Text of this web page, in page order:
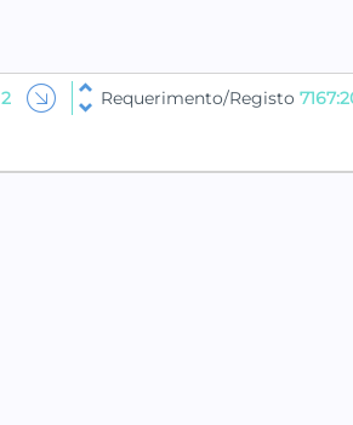
2 Requerimento/Registo